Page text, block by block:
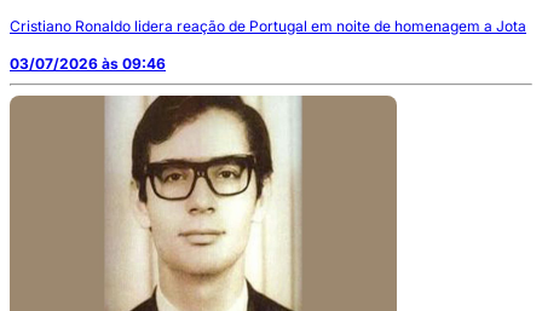
Cristiano Ronaldo lidera reação de Portugal em noite de homenagem a Jota
03/07/2026 às 09:46